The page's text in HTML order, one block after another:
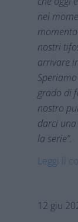
nei
nostri
arrivare
grado di
nostro
darci
la serie”.
Leggi il
12 giu